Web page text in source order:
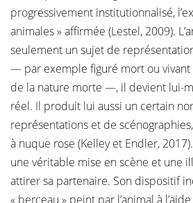
progressivement institutionnalisé,
animales » affirmée (Lestel, 2009).
seulement un sujet de
— par exemple figuré mort ou vivant
de la nature morte —, il devient lui-
réel. Il produit lui aussi un certain
représentations et de
à nuque rose (Kelley et Endler,
une véritable mise en scène et une
attirer sa partenaire. Son dispositif
« berceau » peint par l’animal à